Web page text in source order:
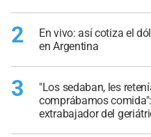
2
En vivo: así cotiza el
en Argentina
3
"Los sedaban, les
comprábamos
extrabajador del